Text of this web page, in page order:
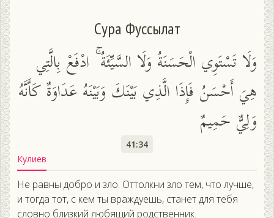
Сура Фуссылат
وَلَا تَسْتَوِي الْحَسَنَةُ وَلَا السَّيِّئَةُ ۚ ادْفَعْ بِالَّتِي
هِيَ أَحْسَنُ فَإِذَا الَّذِي بَيْنَكَ وَبَيْنَهُ عَدَاوَةٌ كَأَنَّهُ
وَلِيٌّ حَمِيمٌ
41:34
Кулиев
Не равны добро и зло. Оттолкни зло тем, что лучше,
и тогда тот, с кем ты враждуешь, станет для тебя
словно близкий любящий родственник.